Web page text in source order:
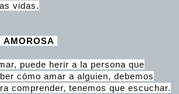
vidas.
AMOROSA
puede herir a la persona que
cómo amar a alguien, debemos
comprender, tenemos que escuchar.